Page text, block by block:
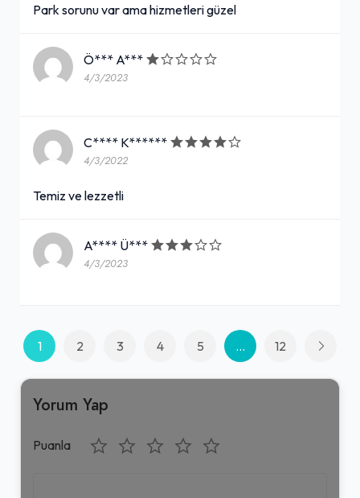
Park sorunu var ama hizmetleri güzel
Ö*** A***
4/3/2023
C**** K******
4/3/2022
Temiz ve lezzetli
A**** Ü***
4/3/2023
1 2 3 4 5 ... 12
Yorum Yap
Puanla